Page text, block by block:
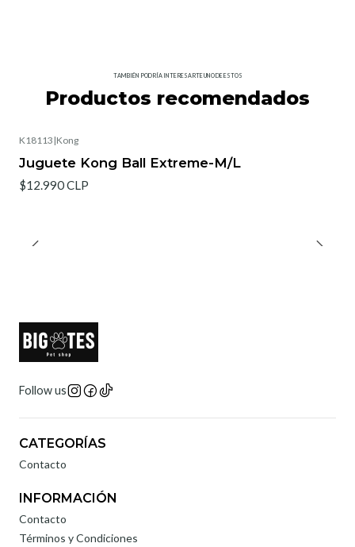
TAMBIÉN PODRÍA INTERESARTE UNO DE ESTOS
Productos recomendados
K18113 |Kong
Juguete Kong Ball Extreme-M/L
$12.990 CLP
Follow us
CATEGORÍAS
Contacto
INFORMACIÓN
Contacto
Términos y Condiciones